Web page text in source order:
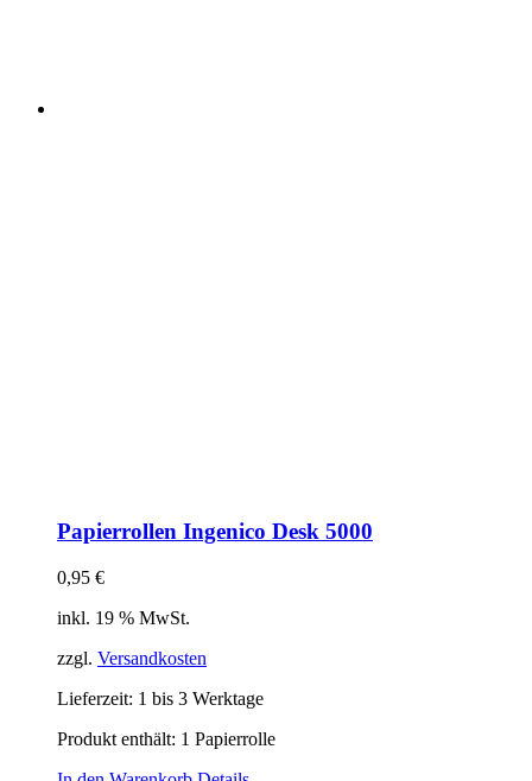
Papierrollen Ingenico Desk 5000
0,95 €
inkl. 19 % MwSt.
zzgl. Versandkosten
Lieferzeit: 1 bis 3 Werktage
Produkt enthält: 1 Papierrolle